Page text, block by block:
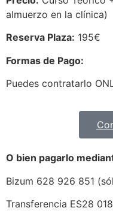
almuerzo en la clínica)
Reserva Plaza: 195€
Formas de Pago:
Puedes contratarlo
O bien pagarlo
Bizum 628 926 851
Transferencia ES28